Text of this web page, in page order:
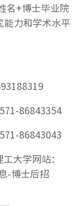
名+博士毕业院
力和学术水平
86843354
86843043
大学网站：
-博士后招